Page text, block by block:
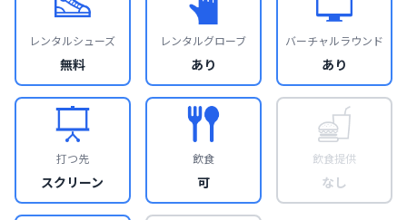
レンタルシューズ
無料
レンタルグローブ
あり
バーチャルラウンド
あり
打つ先
スクリーン
飲食
可
飲食提供
なし